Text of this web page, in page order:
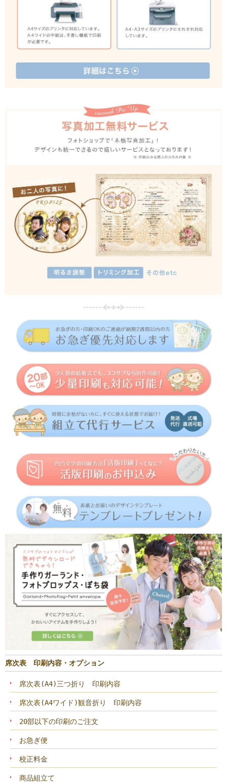
席次表 印刷内容・オプション
席次表(A4)三つ折り 印刷内容
席次表(A4ワイド)観音折り 印刷内容
20部以下の印刷のご注文
お急ぎ便
校正料金
商品組立て